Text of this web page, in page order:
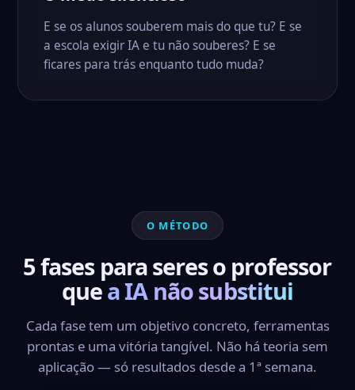
E se os alunos souberem mais do que tu? E se
a escola exigir IA e tu não souberes? E se
ficares para trás enquanto tudo muda?
O MÉTODO
5 fases para seres o professor
quea IA não substitui
Cada fase tem um objetivo concreto, ferramentas
prontas e uma vitória tangível. Não há teoria sem
aplicação — só resultados desde a 1ª semana.